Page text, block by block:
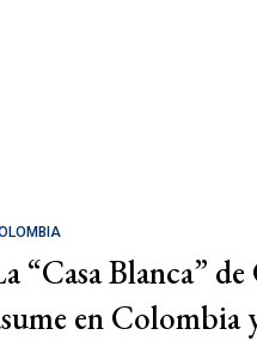
“Casa Blanca”
en Colombia